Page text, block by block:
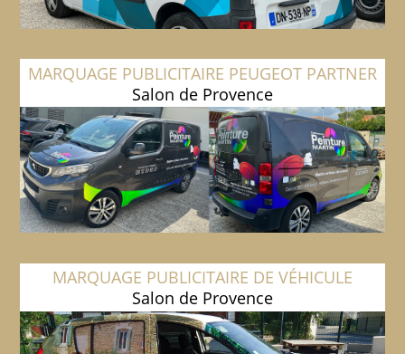
MARQUAGE PUBLICITAIRE PEUGEOT PARTNER
Salon de Provence
MARQUAGE PUBLICITAIRE DE VÉHICULE
Salon de Provence